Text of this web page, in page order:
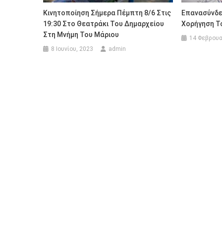
Κινητοποίηση Σήμερα Πέμπτη 8/6 Στις
19:30 Στο Θεατράκι Του Δημαρχείου
Στη Μνήμη Του Μάριου
8 Ιουνίου, 2023 admin
Χορήγηση
14